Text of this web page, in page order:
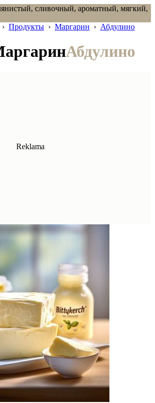
сливочный, ароматный, мягкий,
› Продукты › Маргарин › Абдулино
Абдулино